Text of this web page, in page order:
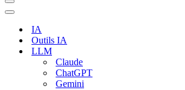
Menu
de
Menu
navigation
IA
Outils IA
LLM
Claude
ChatGPT
Gemini